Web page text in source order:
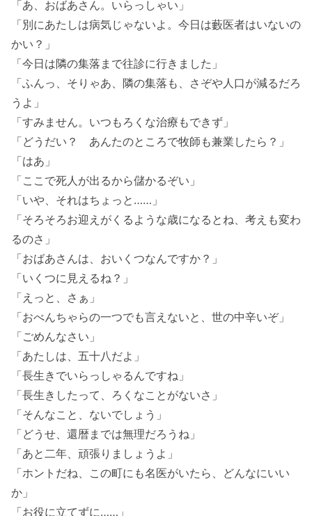
「あ、おばあさん。いらっしゃい」
「別にあたしは病気じゃないよ。今日は藪医者はいないの
かい？」
「今日は隣の集落まで往診に行きました」
「ふんっ、そりゃあ、隣の集落も、さぞや人口が減るだろ
うよ」
「すみません。いつもろくな治療もできず」
「どうだい？ あんたのところで牧師も兼業したら？」
「はあ」
「ここで死人が出るから儲かるぞい」
「いや、それはちょっと……」
「そろそろお迎えがくるような歳になるとね、考えも変わ
るのさ」
「おばあさんは、おいくつなんですか？」
「いくつに見えるね？」
「えっと、さぁ」
「おべんちゃらの一つでも言えないと、世の中辛いぞ」
「ごめんなさい」
「あたしは、五十八だよ」
「長生きでいらっしゃるんですね」
「長生きしたって、ろくなことがないさ」
「そんなこと、ないでしょう」
「どうせ、還暦までは無理だろうね」
「あと二年、頑張りましょうよ」
「ホントだね、この町にも名医がいたら、どんなにいい
か」
「お役に立てずに……」